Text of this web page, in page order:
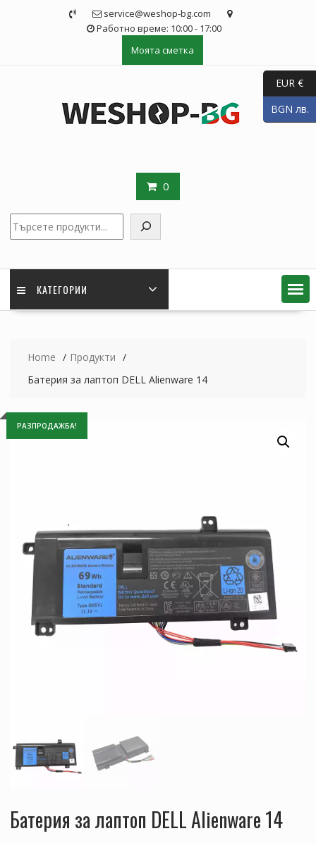
service@weshop-bg.com
Работно време: 10:00 - 17:00
Моята сметка
0
КАТЕГОРИИ
Home
Продукти
Батерия за лаптоп DELL Alienware 14
РАЗПРОДАЖБА!
Батерия за лаптоп DELL Alienware 14
EUR €
BGN лв.